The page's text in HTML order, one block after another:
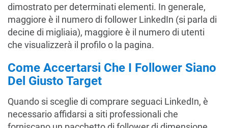
dimostrato per determinati elementi. In generale,
maggiore è il numero di follower LinkedIn (si parla di
decine di migliaia), maggiore è il numero di utenti
che visualizzerà il profilo o la pagina.
Come Accertarsi Che I Follower Siano
Del Giusto Target
Quando si sceglie di comprare seguaci LinkedIn, è
necessario affidarsi a siti professionali che